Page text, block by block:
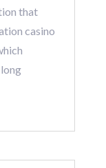
that
casino